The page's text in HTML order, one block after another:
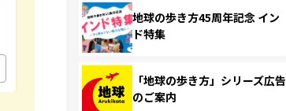
地球の歩き方45周年記念 イン
ド特集
「地球の歩き方」シリーズ広告
のご案内